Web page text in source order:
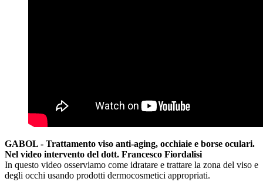
GABOL - Trattamento viso anti-aging, occhiaie e borse oculari.
Nel video intervento del dott. Francesco Fiordalisi
In questo video osserviamo come idratare e trattare la zona del viso e
degli occhi usando prodotti dermocosmetici appropriati.